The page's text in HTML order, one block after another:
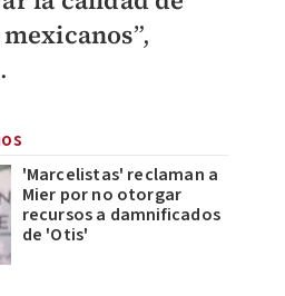
”,
'Marcelistas' reclaman a
Mier por no otorgar
recursos a damnificados
de 'Otis'